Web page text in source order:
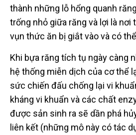
thành những lỗ hổng quanh
trống nhỏ giữa răng và lợi là nơi
vụn thức ăn bị giắt vào và có
Khi bựa răng tích tụ ngày càng
hệ thống miễn dịch của cơ thể
sức chiến đấu chống lại vi
kháng vi khuẩn và các chất
được sản sinh ra sẽ dần phá
liên kết (những mô này có tác